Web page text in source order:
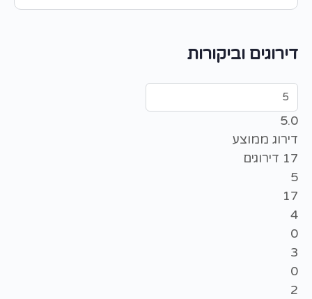
דירוגים וביקורות
5.0
דירוג ממוצע
17 דירוגים
5
17
4
0
3
0
2